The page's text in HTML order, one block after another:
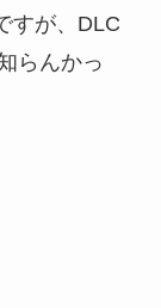
すが、DLC
らんかっ